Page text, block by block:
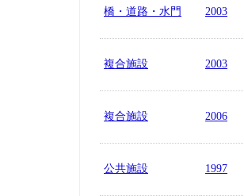
橋・道路・水門 2003
複合施設 2003
複合施設 2006
公共施設 1997